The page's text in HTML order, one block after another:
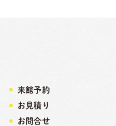
来館予約
お見積り
お問合せ